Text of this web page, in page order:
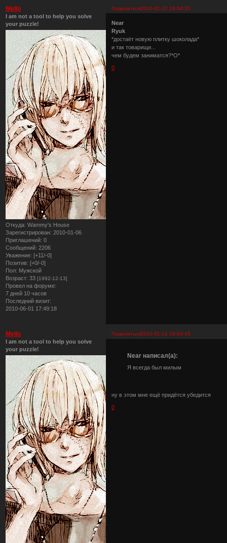
Поделиться2010-01-12 19:04:20
Mello
I am not a tool to help you solve
your puzzle!
Откуда: Wammy's House
Зарегистрирован: 2010-01-06
Приглашений: 0
Сообщений: 2206
Уважение: [+11/-0]
Позитив: [+0/-0]
Пол: Мужской
Возраст: 33 [1992-12-13]
Провел на форуме:
7 дней 10 часов
Последний визит:
2010-06-01 17:49:18
Near
Ryuk
*достаёт новую плитку шоколада*
и так товарищи...
чем будем заниматся?*О*
0
Поделиться2010-01-12 19:04:45
Mello
I am not a tool to help you solve
your puzzle!
Near написал(а):
Я всегда был милым
ну в этом мне ещё придётся убедится
0